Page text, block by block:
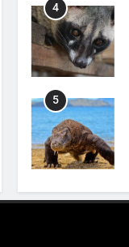
4
5
6